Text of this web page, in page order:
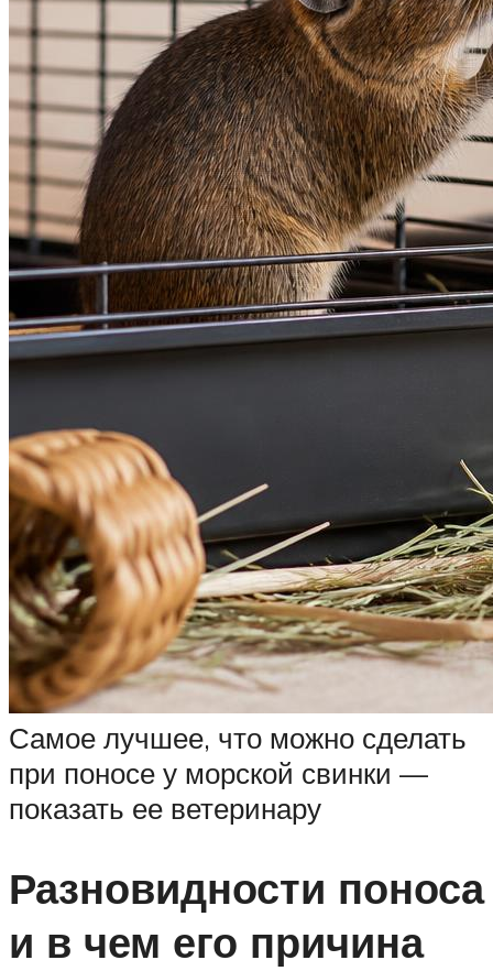
Самое лучшее, что можно сделать
при поносе у морской свинки —
показать ее ветеринару
Разновидности поноса
и в чем его причина